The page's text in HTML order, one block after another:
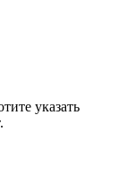
указать